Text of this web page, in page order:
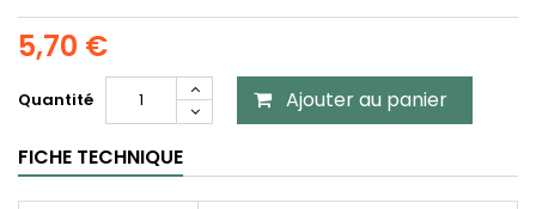
5,70 €
Quantité Ajouter au panier
FICHE TECHNIQUE